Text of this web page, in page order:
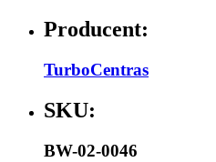
Producent:
TurboCentras
SKU:
BW-02-0046